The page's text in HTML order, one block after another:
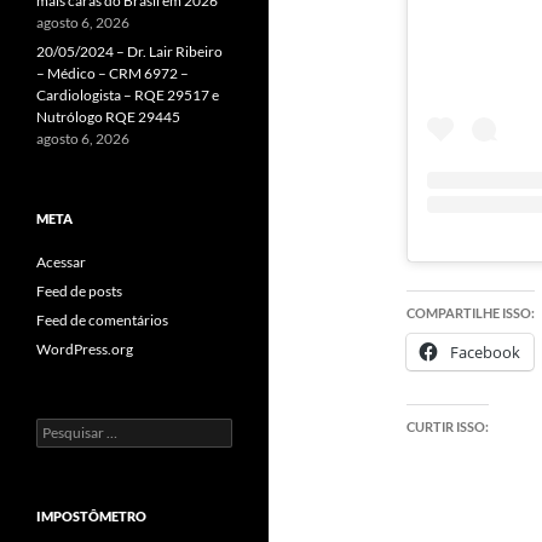
COMPARTILHE ISSO:
Facebook
CURTIR ISSO:
agosto 6, 2026
20/05/2024 – Dr. Lair Ribeiro
– Médico – CRM 6972 –
Cardiologista – RQE 29517 e
Nutrólogo RQE 29445
agosto 6, 2026
META
Acessar
Feed de posts
Feed de comentários
WordPress.org
Pesquisar
por:
IMPOSTÔMETRO